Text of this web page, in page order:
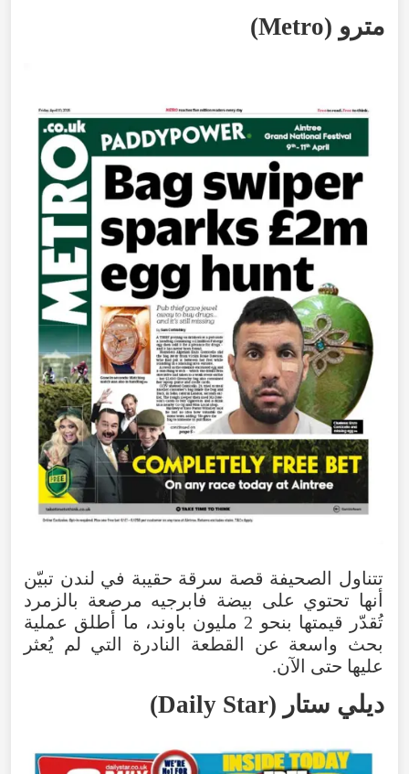
مترو (
Metro
)
تتناول الصحيفة قصة سرقة حقيبة في لندن تبيّن
أنها تحتوي على بيضة فابرجيه مرصعة بالزمرد
تُقدّر
قيمتها بنحو مليون باوند، ما أطلق عملية
بحث
واسعة عن القطعة النادرة التي لم يُعثر
عليها حتى الآن.
ديلي ستار (
Daily Star
)